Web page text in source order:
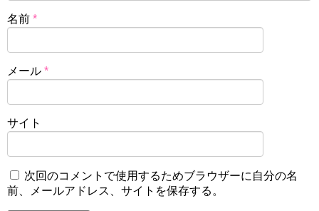
名前 *
メール *
サイト
次回のコメントで使用するためブラウザーに自分の名
前、メールアドレス、サイトを保存する。